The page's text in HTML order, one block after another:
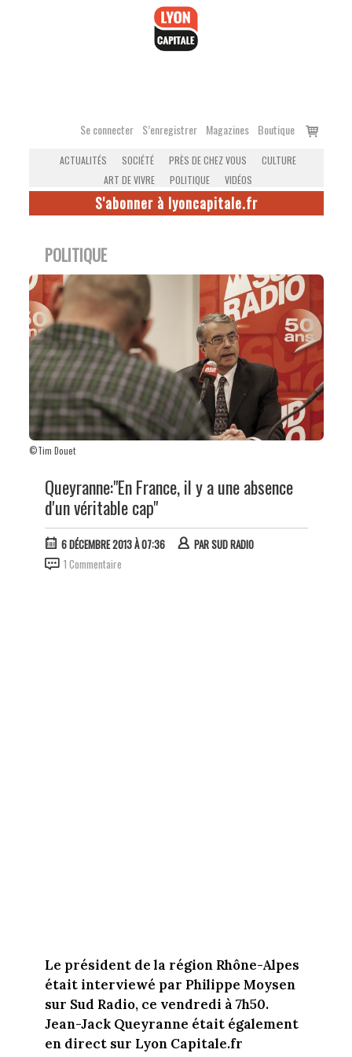
Se connecter S’enregistrer Magazines Boutique
Voir
ACTUALITÉS SOCIÉTÉ PRÈS DE CHEZ VOUS
CULTURE
ART DE VIVRE
POLITIQUE VIDÉOS
S'abonner à lyoncapitale.fr
POLITIQUE
©Tim Douet
Queyranne:"En France, il y a une absence
d'un véritable cap"
6 DÉCEMBRE 2013 À 07:36 PARSUD RADIO
1 Commentaire
Le président de la région Rhône-Alpes
était interviewé par Philippe Moysen
sur Sud Radio, ce vendredi à 7h50.
Jean-Jack Queyranne était également
en direct sur Lyon Capitale.fr